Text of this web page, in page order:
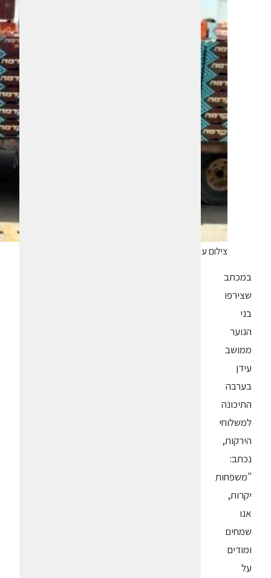
צילום עופרי גלילי
במכתב
שצירפו
בני
הנוער
ממושב
עידן
בערבה
התיכונה
למשלוחי
הירקות,
נכתב:
"משפחות
יקרות,
אנו
שמחים
ומודים
על